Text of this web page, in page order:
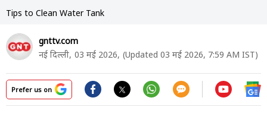
Tips to Clean Water Tank
gnttv.com
नई दिल्ली, 03 मई 2026, (Updated 03 मई 2026, 7:59 AM IST)
Prefer us on